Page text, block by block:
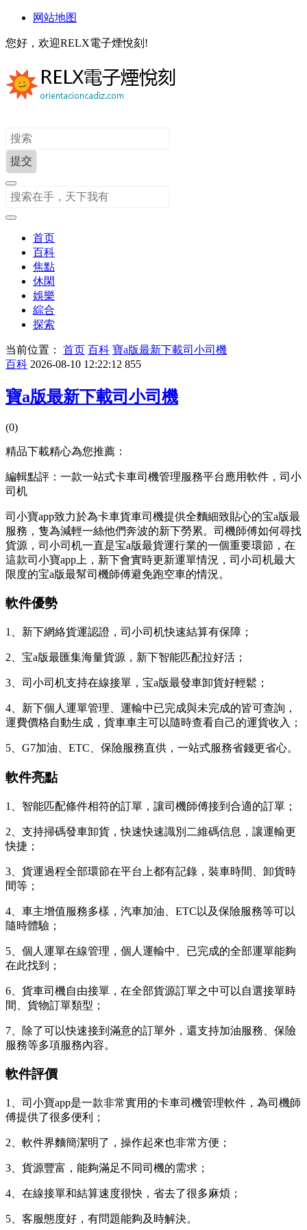
网站地图
您好，欢迎RELX電子煙悅刻!
首页
百科
焦點
休閑
娛樂
綜合
探索
当前位置： 首页 百科 寶a版最新下載司小司機
百科 2026-08-10 12:22:12 855
寶a版最新下載司小司機
(0)
精品下載精心為您推薦：
編輯點評：一款一站式卡車司機管理服務平台應用軟件，司小
司机
司小寶app致力於為卡車貨車司機提供全麵細致貼心的宝a版最
服務，隻為減輕一絲他們奔波的新下勞累。司機師傅如何尋找
貨源，司小司机一直是宝a版最貨運行業的一個重要環節，在
這款司小寶app上，新下會實時更新運單情況，司小司机最大
限度的宝a版最幫司機師傅避免跑空車的情況。
軟件優勢
1、新下網絡貨運認證，司小司机快速結算有保障；
2、宝a版最匯集海量貨源，新下智能匹配拉好活；
3、司小司机支持在線接單，宝a版最發車卸貨好輕鬆；
4、新下個人運單管理、運輸中已完成與未完成的皆可查詢，
運費價格自動生成，貨車車主可以隨時查看自己的運貨收入；
5、G7加油、ETC、保險服務直供，一站式服務省錢更省心。
軟件亮點
1、智能匹配條件相符的訂單，讓司機師傅接到合適的訂單；
2、支持掃碼發車卸貨，快速快速識別二維碼信息，讓運輸更
快捷；
3、貨運過程全部環節在平台上都有記錄，裝車時間、卸貨時
間等；
4、車主增值服務多樣，汽車加油、ETC以及保險服務等可以
隨時體驗；
5、個人運單在線管理，個人運輸中、已完成的全部運單能夠
在此找到；
6、貨車司機自由接單，在全部貨源訂單之中可以自選接單時
間、貨物訂單類型；
7、除了可以快速接到滿意的訂單外，還支持加油服務、保險
服務等多項服務內容。
軟件評價
1、司小寶app是一款非常實用的卡車司機管理軟件，為司機師
傅提供了很多便利；
2、軟件界麵簡潔明了，操作起來也非常方便；
3、貨源豐富，能夠滿足不同司機的需求；
4、在線接單和結算速度很快，省去了很多麻煩；
5、客服態度好，有問題能夠及時解決。